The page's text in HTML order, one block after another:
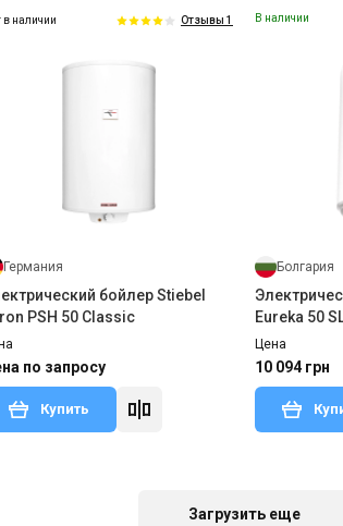
в наличии Отзывы 1
Германия
бойлер Stiebel
PSH 50 Classic
по запросу
Купить
В наличии
Болгария
Eureka 50
WV05039D
Цена
10 094 грн
Загрузить еще